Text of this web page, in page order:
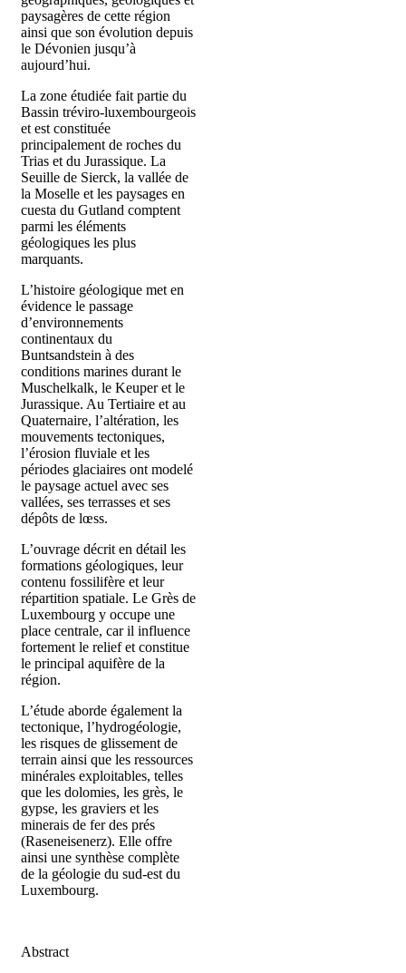
paysagères de cette région
ainsi que son évolution depuis
le Dévonien jusqu’à
aujourd’hui.
La zone étudiée fait partie du
Bassin tréviro-luxembourgeois
et est constituée
principalement de roches du
Trias et du Jurassique. La
Seuille de Sierck, la vallée de
la Moselle et les paysages en
cuesta du Gutland comptent
parmi les éléments
géologiques les plus
marquants.
L’histoire géologique met en
évidence le passage
d’environnements
continentaux du
Buntsandstein à des
conditions marines durant le
Muschelkalk, le Keuper et le
Jurassique. Au Tertiaire et au
Quaternaire, l’altération, les
mouvements tectoniques,
l’érosion fluviale et les
périodes glaciaires ont modelé
le paysage actuel avec ses
vallées, ses terrasses et ses
dépôts de lœss.
L’ouvrage décrit en détail les
formations géologiques, leur
contenu fossilifère et leur
répartition spatiale. Le Grès de
Luxembourg y occupe une
place centrale, car il influence
fortement le relief et constitue
le principal aquifère de la
région.
L’étude aborde également la
tectonique, l’hydrogéologie,
les risques de glissement de
terrain ainsi que les ressources
minérales exploitables, telles
que les dolomies, les grès, le
gypse, les graviers et les
minerais de fer des prés
(Raseneisenerz). Elle offre
ainsi une synthèse complète
de la géologie du sud-est du
Luxembourg.
Abstract